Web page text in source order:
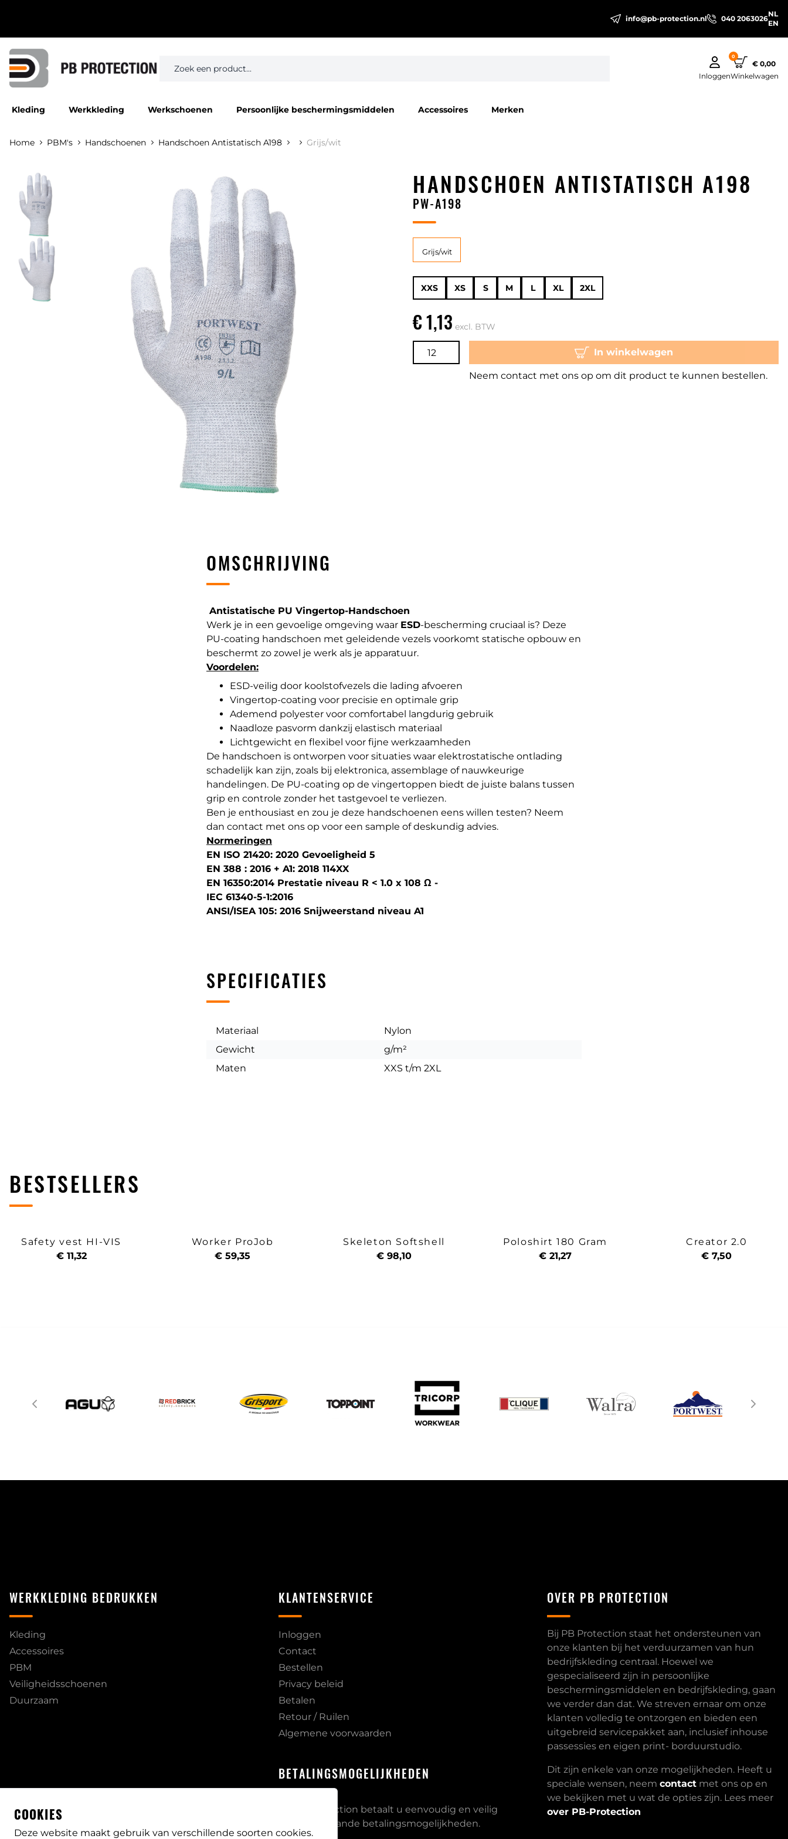
info@pb-protection.nl 040 2063026
NL
EN
Inloggen
0
€ 0,00
Winkelwagen
Kleding Werkkleding Werkschoenen Persoonlijke beschermingsmiddelen Accessoires Merken
Home PBM's Handschoenen Handschoen Antistatisch A198 Grijs/wit
HANDSCHOEN ANTISTATISCH A198
PW-A198
Grijs/wit
XXS XS S M L XL 2XL
€ 1,13 excl. BTW
In winkelwagen
Neem contact met ons op om dit product te kunnen bestellen.
OMSCHRIJVING
Antistatische PU Vingertop-Handschoen
Werk je in een gevoelige omgeving waar ESD-bescherming cruciaal is? Deze
PU-coating handschoen met geleidende vezels voorkomt statische opbouw en
beschermt zo zowel je werk als je apparatuur.
Voordelen:
ESD-veilig door koolstofvezels die lading afvoeren
Vingertop-coating voor precisie en optimale grip
Ademend polyester voor comfortabel langdurig gebruik
Naadloze pasvorm dankzij elastisch materiaal
Lichtgewicht en flexibel voor fijne werkzaamheden
De handschoen is ontworpen voor situaties waar elektrostatische ontlading
schadelijk kan zijn, zoals bij elektronica, assemblage of nauwkeurige
handelingen. De PU-coating op de vingertoppen biedt de juiste balans tussen
grip en controle zonder het tastgevoel te verliezen.
Ben je enthousiast en zou je deze handschoenen eens willen testen? Neem
dan contact met ons op voor een sample of deskundig advies.
Normeringen
EN ISO 21420: 2020 Gevoeligheid 5
EN 388 : 2016 + A1: 2018 114XX
EN 16350:2014 Prestatie niveau R < 1.0 x 108 Ω -
IEC 61340-5-1:2016
ANSI/ISEA 105: 2016 Snijweerstand niveau A1
SPECIFICATIES
Materiaal
Nylon
Gewicht
g/m²
Maten
XXS t/m 2XL
BESTSELLERS
Safety vest HI-VIS
€ 11,32
Worker ProJob
€ 59,35
Skeleton Softshell
€ 98,10
Poloshirt 180 Gram
€ 21,27
Creator 2.0
€ 7,50
WERKKLEDING BEDRUKKEN
Kleding
Accessoires
PBM
Veiligheidsschoenen
Duurzaam
KLANTENSERVICE
Inloggen
Contact
Bestellen
Privacy beleid
Betalen
Retour / Ruilen
Algemene voorwaarden
BETALINGSMOGELIJKHEDEN
Bij PB Protection betaalt u eenvoudig en veilig
via onderstaande betalingsmogelijkheden.
OVER PB PROTECTION
Bij PB Protection staat het ondersteunen van
onze klanten bij het verduurzamen van hun
bedrijfskleding centraal. Hoewel we
gespecialiseerd zijn in persoonlijke
beschermingsmiddelen en bedrijfskleding, gaan
we verder dan dat. We streven ernaar om onze
klanten volledig te ontzorgen en bieden een
uitgebreid servicepakket aan, inclusief inhouse
passessies en eigen print- borduurstudio.
Dit zijn enkele van onze mogelijkheden. Heeft u
speciale wensen, neemcontact met ons op en
we bekijken met u wat de opties zijn. Lees meer
over PB-Protection
COOKIES
Deze website maakt gebruik van verschillende soorten cookies.